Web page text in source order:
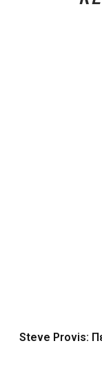
Steve Provis: